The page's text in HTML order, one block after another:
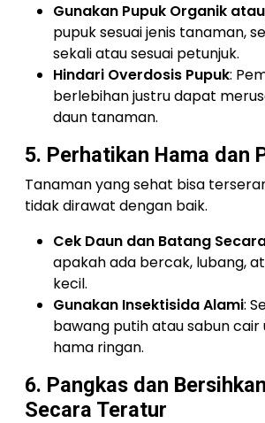
Gunakan Pupuk Organik
pupuk sesuai jenis tanaman,
sekali atau sesuai petunjuk.
Hindari Overdosis Pupuk:
berlebihan justru dapat
daun tanaman.
5. Perhatikan Hama dan
Tanaman yang sehat bisa
tidak dirawat dengan baik.
Cek Daun dan Batang
apakah ada bercak, lubang,
kecil.
Gunakan Insektisida Alami:
bawang putih atau sabun cair
hama ringan.
6. Pangkas dan
Secara Teratur